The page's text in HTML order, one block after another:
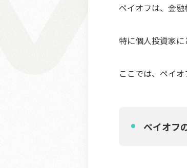
ペイオフは、金
特に個人投資家
ここでは、ペイ
ペイオフ